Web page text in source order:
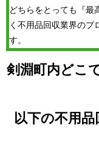
どちらをとっても『最
く不用品回収業界のプ
す。
剣淵町内どこ
以下の不用